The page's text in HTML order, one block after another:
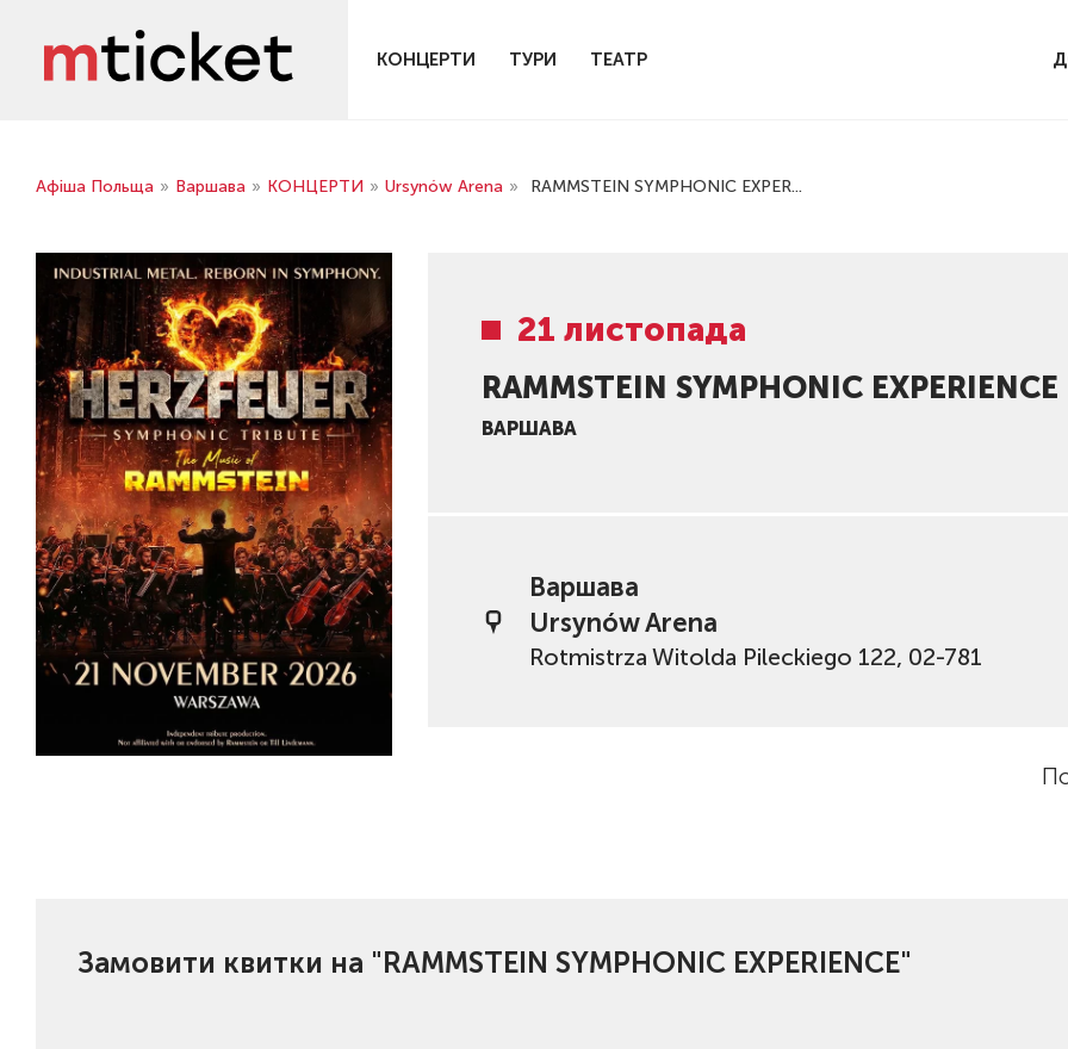
КОНЦЕРТИ ТУРИ ТЕАТР
Афіша Польща » Варшава » КОНЦЕРТИ » Ursynów Arena » RAMMSTEIN SYMPHONIC EXPER...
21 листопада
RAMMSTEIN SYMPHONIC EXPERIENCE
ВАРШАВА
Варшава
Ursynów Arena
Rotmistrza Witolda Pileckiego 122, 02-781
Замовити квитки на "RAMMSTEIN SYMPHONIC EXPERIENCE"